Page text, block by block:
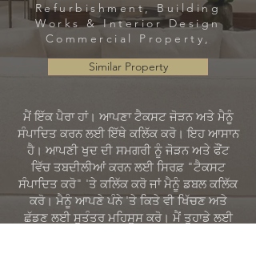
Refurbishment, Building
Works & Interior Design
Commercial Property,
Similar Property
ਮੈਂ ਇੱਕ ਪੈਰਾ ਹਾਂ। ਆਪਣਾ ਟੈਕਸਟ ਜੋੜਨ ਅਤੇ ਮੈਨੂੰ
ਸੰਪਾਦਿਤ ਕਰਨ ਲਈ ਇੱਥੇ ਕਲਿੱਕ ਕਰੋ। ਇਹ ਆਸਾਨ
ਹੈ। ਆਪਣੀ ਖੁਦ ਦੀ ਸਮਗਰੀ ਨੂੰ ਜੋੜਨ ਅਤੇ ਫੌਂਟ
ਵਿੱਚ ਤਬਦੀਲੀਆਂ ਕਰਨ ਲਈ ਸਿਰਫ਼ "ਟੈਕਸਟ
ਸੰਪਾਦਿਤ ਕਰੋ" 'ਤੇ ਕਲਿੱਕ ਕਰੋ ਜਾਂ ਮੈਨੂੰ ਡਬਲ ਕਲਿੱਕ
ਕਰੋ। ਮੈਨੂੰ ਆਪਣੇ ਪੰਨੇ 'ਤੇ ਕਿਤੇ ਵੀ ਖਿੱਚਣ ਅਤੇ
ਛੱਡਣ ਲਈ ਸੁਤੰਤਰ ਮਹਿਸੂਸ ਕਰੋ। ਮੈਂ ਤੁਹਾਡੇ ਲਈ